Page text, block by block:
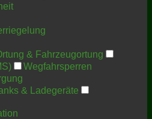
& Fahrzeugortung
Wegfahrsperren
& Ladegeräte